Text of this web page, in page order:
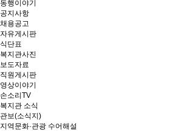
동행이야기
공지사항
채용공고
자유게시판
식단표
복지관사진
보도자료
직원게시판
영상이야기
손소리TV
복지관 소식
관보(소식지)
지역문화·관광 수어해설